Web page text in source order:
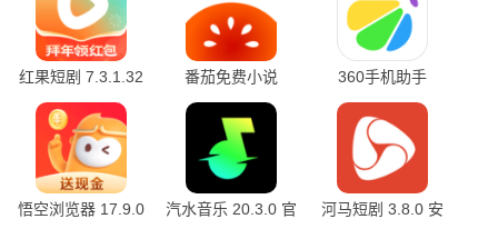
红果短剧 7.3.1.32
官方版
番茄免费小说
7.3.1.32 安卓版
360手机助手
10.2.2 官方版
悟空浏览器 17.9.0
汽水音乐 20.3.0 官
河马短剧 3.8.0 安